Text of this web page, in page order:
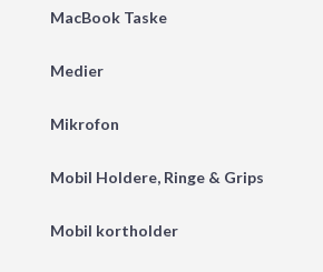
MacBook Taske
Medier
Mikrofon
Mobil Holdere, Ringe & Grips
Mobil kortholder